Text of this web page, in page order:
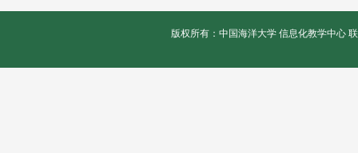
版权所有：中国海洋大学 信息化教学中心